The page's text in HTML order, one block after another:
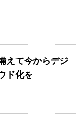
えて今からデジ
ド化を